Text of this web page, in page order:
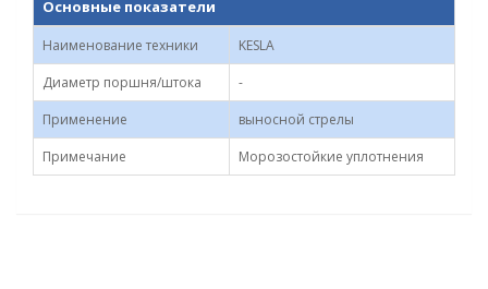
Основные показатели
Наименование техники
KESLA
Диаметр поршня/штока
-
Применение
выносной стрелы
Примечание
Морозостойкие уплотнения